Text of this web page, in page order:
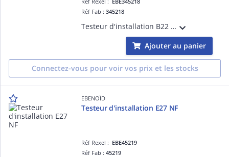
Réf Fab :345218
Testeur d'installation B22 EAN blanc
Ajouter au panier
Connectez-vous pour voir vos prix et les stocks
EBENOÏD
Testeur d'installation E27 NF
Réf Rexel : EBE45219
Réf Fab :45219